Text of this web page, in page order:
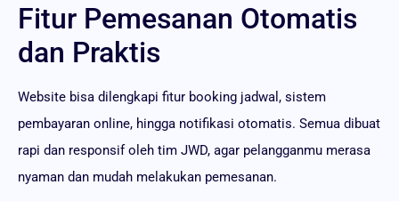
Fitur Pemesanan Otomatis
dan Praktis
Website bisa dilengkapi fitur booking jadwal, sistem
pembayaran online, hingga notifikasi otomatis. Semua dibuat
rapi dan responsif oleh tim JWD, agar pelangganmu merasa
nyaman dan mudah melakukan pemesanan.